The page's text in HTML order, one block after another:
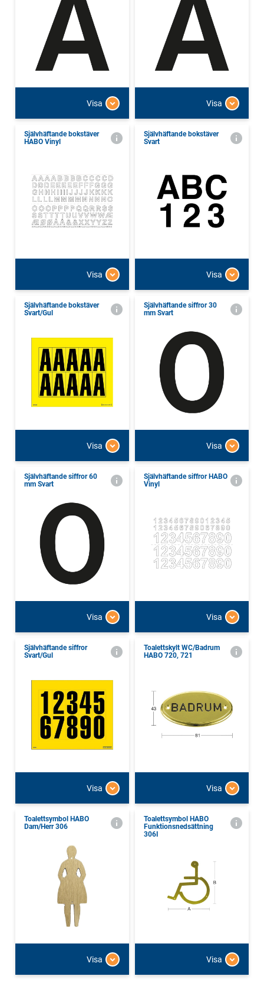
Visa Visa
Självhäftande bokstäver
HABO Vinyl
Visa
Självhäftande bokstäver
Svart
Visa
Självhäftande bokstäver
Svart/Gul
Visa
Självhäftande siffror 30
mm Svart
Visa
Självhäftande siffror 60
mm Svart
Visa
Självhäftande siffror HABO
Vinyl
Visa
Självhäftande siffror
Svart/Gul
Visa
Toalettskylt WC/Badrum
HABO 720, 721
Visa
Toalettsymbol HABO
Dam/Herr 306
Visa
Toalettsymbol HABO
Funktionsnedsättning
306I
Visa